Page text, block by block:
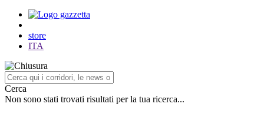
store
ITA
Cerca
Non sono stati trovati risultati per la tua ricerca...